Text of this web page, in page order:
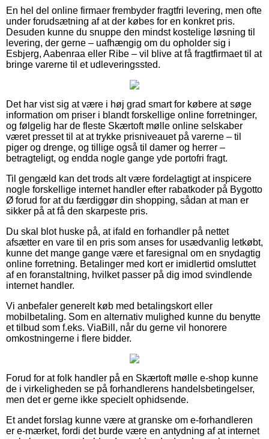
En hel del online firmaer frembyder fragtfri levering, men ofte
under forudsætning af at der købes for en konkret pris.
Desuden kunne du snuppe den mindst kostelige løsning til
levering, der gerne – uafhængig om du opholder sig i
Esbjerg, Aabenraa eller Ribe – vil blive at få fragtfirmaet til at
bringe varerne til et udleveringssted.
Det har vist sig at være i høj grad smart for købere at søge
information om priser i blandt forskellige online forretninger,
og følgelig har de fleste Skærtoft mølle online selskaber
været presset til at at trykke prisniveauet på varerne – til
piger og drenge, og tillige også til damer og herrer –
betragteligt, og endda nogle gange yde portofri fragt.
Til gengæld kan det trods alt være fordelagtigt at inspicere
nogle forskellige internet handler efter rabatkoder på Bygotto
Ø forud for at du færdiggør din shopping, sådan at man er
sikker på at få den skarpeste pris.
Du skal blot huske på, at ifald en forhandler på nettet
afsætter en vare til en pris som anses for usædvanlig letkøbt,
kunne det mange gange være et faresignal om en snydagtig
online forretning. Betalinger med kort er imidlertid omsluttet
af en foranstaltning, hvilket passer på dig imod svindlende
internet handler.
Vi anbefaler generelt køb med betalingskort eller
mobilbetaling. Som en alternativ mulighed kunne du benytte
et tilbud som f.eks. ViaBill, når du gerne vil honorere
omkostningerne i flere bidder.
Forud for at folk handler på en Skærtoft mølle e-shop kunne
de i virkeligheden se på forhandlerens handelsbetingelser,
men det er gerne ikke specielt ophidsende.
Et andet forslag kunne være at granske om e-forhandleren
er e-mærket, fordi det burde være en antydning af at internet